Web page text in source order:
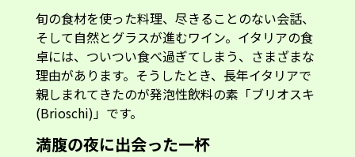
旬の食材を使った料理、尽きることのない会話、
そして自然とグラスが進むワイン。イタリアの食
卓には、ついつい食べ過ぎてしまう、さまざまな
理由があります。そうしたとき、長年イタリアで
親しまれてきたのが発泡性飲料の素「ブリオスキ
(Brioschi)」です。
満腹の夜に出会った一杯